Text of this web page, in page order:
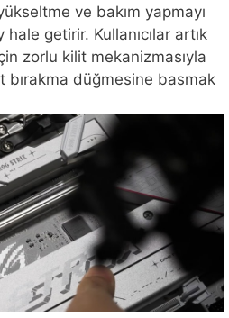
ve bakım yapmayı
getirir. Kullanıcılar artık
zorlu kilit mekanizmasıyla
bırakma düğmesine basmak